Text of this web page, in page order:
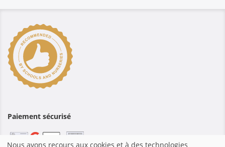
Paiement sécurisé
Nous avons recours aux cookies et à des technologies